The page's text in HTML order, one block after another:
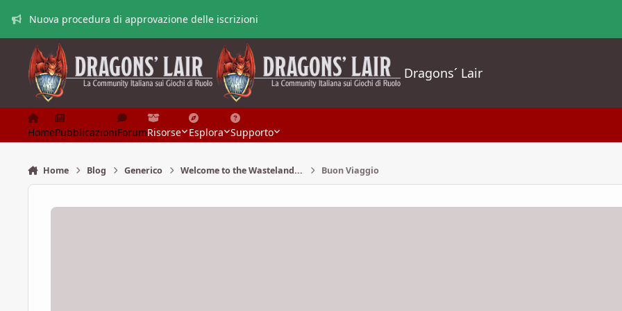
Nuova procedura di approvazione delle iscrizioni
Dragons´ Lair
HomePubblicazioniForumRisorse Esplora Supporto
Home Blog Generico Welcome to the Wasteland... Buon Viaggio